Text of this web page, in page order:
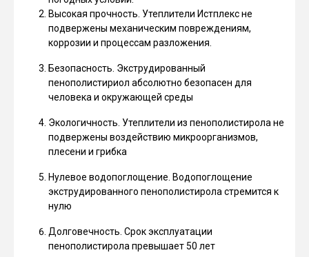
Высокая прочность. Утеплители Истплекс не
подвержены механическим повреждениям,
коррозии и процессам разложения.
Безопасность. Экструдированный
пенополистириол абсолютно безопасен для
человека и окружающей среды
Экологичность. Утеплители из пенополистирола не
подвержены воздействию микроорганизмов,
плесени и грибка
Нулевое водопоглощение. Водопоглощение
экструдированного пенополистирола стремится к
нулю
Долговечность. Срок эксплуатации
пенополистирола превышает 50 лет